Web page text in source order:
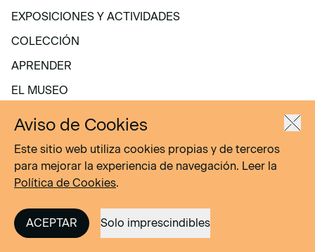
VISITA
EXPOSICIONES Y ACTIVIDADES
EXPOSICIONES Y ACTIVIDADES
COLECCIÓN
COLECCIÓN
APRENDER
APRENDER
EL MUSEO
Alquiler de espacios
Aviso de Cookies
Este sitio web utiliza cookies propias y de terceros
para mejorar la experiencia de navegación. Leer la
Política de Cookies.
ACEPTAR Solo imprescindibles